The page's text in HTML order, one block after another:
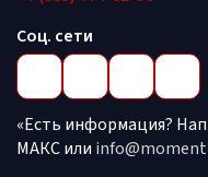
Соц. сети
«Есть информация?
МАКС или